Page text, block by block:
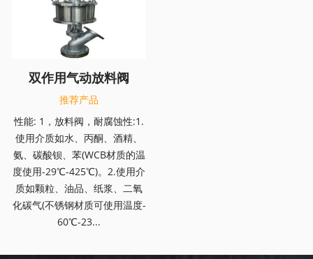
双作用气动放料阀
推荐产品
性能: 1，放料阀，耐腐蚀性:1.
使用介质如水、丙酮、酒精、
氨、碳酸钡、苯(WCB材质的温
度使用-29℃-425℃)。2.使用介
质如颗粒、油品、纸浆、二氧
化碳气(不锈钢材质可使用温度-
60℃-23...